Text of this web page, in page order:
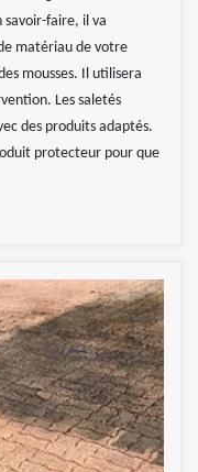
savoir-faire, il va
matériau de votre
mousses. Il utilisera
Les saletés
des produits adaptés.
protecteur pour que